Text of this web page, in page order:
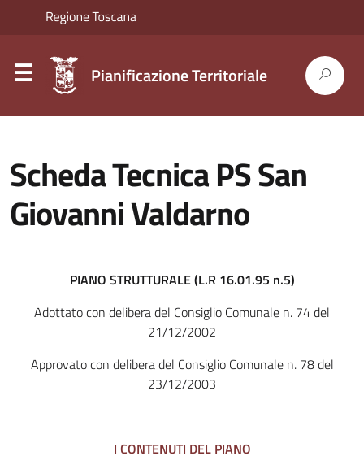
Pianificazione Territoriale
Scheda Tecnica PS San
Giovanni Valdarno
PIANO STRUTTURALE (L.R 16.01.95 n.5)
Adottato con delibera del Consiglio Comunale n. 74 del
21/12/2002
Approvato con delibera del Consiglio Comunale n. 78 del
23/12/2003
I CONTENUTI DEL PIANO